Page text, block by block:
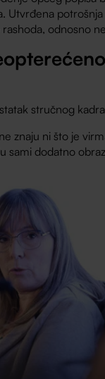
Utvrđena
odnosno
stručnog
znaju ni što je
sami dodatno